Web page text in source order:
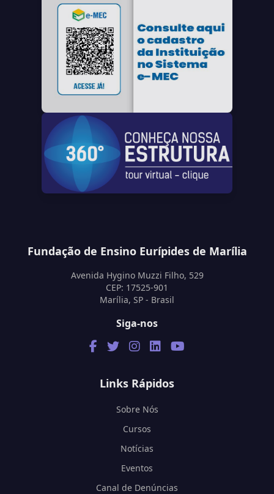
Fundação de Ensino Eurípides de Marília
Avenida Hygino Muzzi Filho, 529
CEP: 17525-901
Marília, SP - Brasil
Siga-nos
Links Rápidos
Sobre Nós
Cursos
Notícias
Eventos
Canal de Denúncias